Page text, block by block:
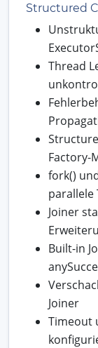
Structured
Thread
Factory-
fork()
parallele
Joiner
Built-in
Joiner
Timeout